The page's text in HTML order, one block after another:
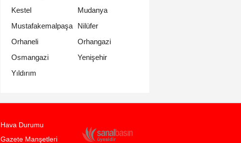
Kestel
Mudanya
Mustafakemalpaşa
Nilüfer
Orhaneli
Orhangazi
Osmangazi
Yenişehir
Yıldırım
Hava Durumu
Gazete Manşetleri